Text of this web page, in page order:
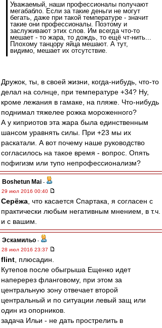
Уважаемый, наши профессионалы получают
мегабабло. Если за такие деньги не могут
бегать, даже при такой температуре - значит
такие они профессионалы. Поэтому и
заслуживают этих слов. Им всегда что-то
мешает - то жара, то дождь, то ещё чт-нить...
Плохому танцору яйца мешают. А тут,
видимо, мешает их отсутствие.
Дружок, ты, в своей жизни, когда-нибудь, что-то
делал на солнце, при температуре +34? Ну,
кроме лежания в гамаке, на пляже. Что-нибудь
поднимал тяжелее рожка мороженного?
А у киприотов эта жара была единственным
шансом уравнять силы. При +23 мы их
раскатали. А вот почему наше руководство
согласилось на такое время - вопрос. Опять
пофигизм или тупо непрофессионализм?
Boshetun Mai -
29 июл 2016 00:40
Серёжа , что касается Спартака, я согласен с
практически любым негативным мнением, в т.ч.
и с вашим.
Эскамильо -
28 июл 2016 23:37
flint , плюсадин.
Кутепов после обыгрыша Ещенко идет
наперерез фланговому, при этом за
центральную зону отвечает второй
центральный и по ситуации левый защ или
один из опорников.
задача Ильи - не дать прострелить в